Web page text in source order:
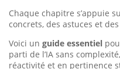
Chaque chapitre s’appuie
concrets, des astuces et
Voici un guide essentiel
parti de l’IA sans
réactivité et en pertinence